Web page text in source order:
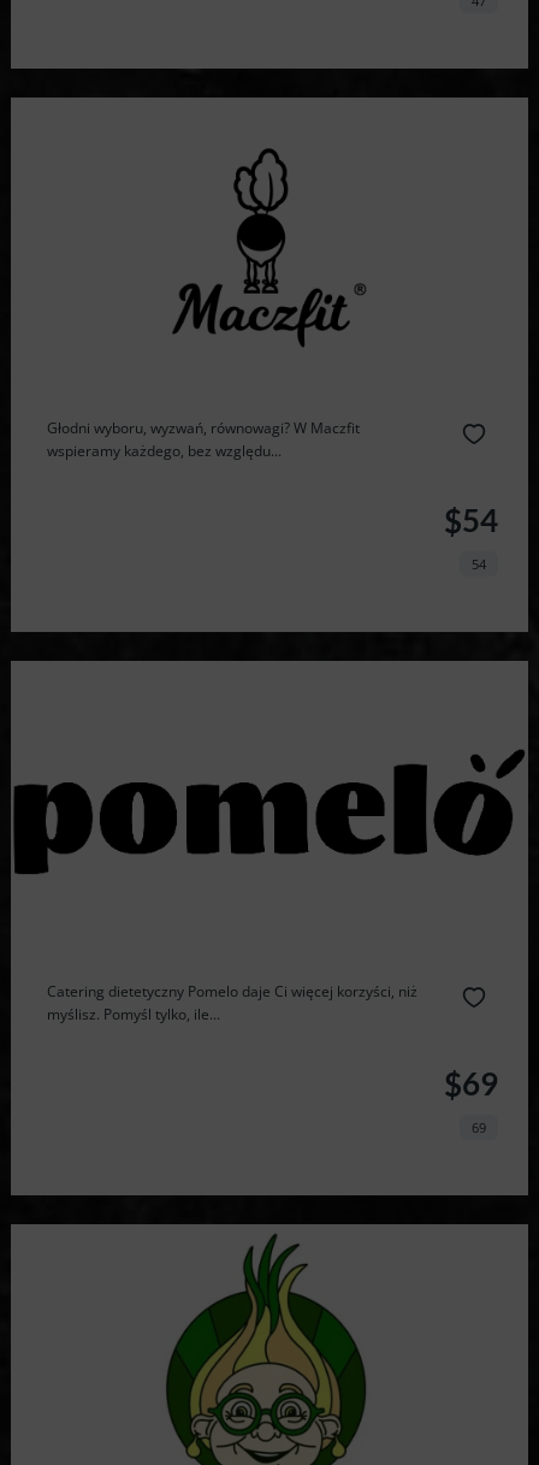
Głodni wyboru, wyzwań, równowagi? W Maczfit
wspieramy każdego, bez względu...
$54
54
Catering dietetyczny Pomelo daje Ci więcej korzyści, niż
myślisz. Pomyśl tylko, ile...
$69
69